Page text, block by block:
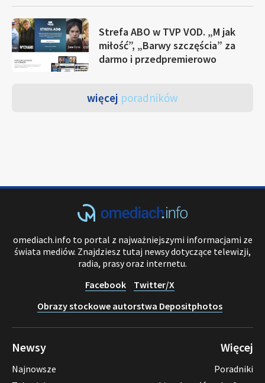
Strefa ABO w TVP VOD. „M jak
miłość”, „Barwy szczęścia” za
darmo i przedpremierowo
więcej poradników
omediach.info to portal z najważniejszymi informacjami ze
świata mediów. Znajdziesz tutaj newsy dotyczące telewizji,
radia, prasy oraz internetu.
Facebook
Twitter/X
Obrazy stockowe autorstwa Depositphotos
Newsy
Najnowsze
Więcej
Poradniki